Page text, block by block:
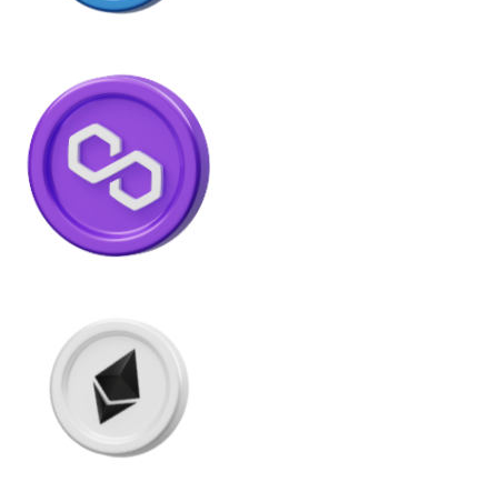
Litecoin
LTC
XRP
XRP